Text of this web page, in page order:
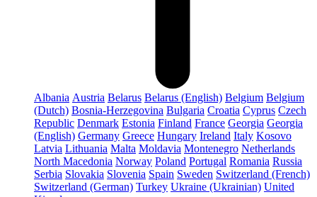
Albania Austria Belarus Belarus (English) Belgium Belgium
(Dutch) Bosnia-Herzegovina Bulgaria Croatia Cyprus Czech
Republic Denmark Estonia Finland France Georgia Georgia
(English) Germany Greece Hungary Ireland Italy Kosovo
Latvia Lithuania Malta Moldavia Montenegro Netherlands
North Macedonia Norway Poland Portugal Romania Russia
Serbia Slovakia Slovenia Spain Sweden Switzerland (French)
Switzerland (German) Turkey Ukraine (Ukrainian) United